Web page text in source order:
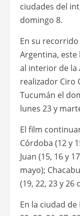
ciudades del
domingo 8.
En su
Argentina,
al interior de la
realizador Ciro
Tucumán el
lunes 23 y
El film
Córdoba (12 y
Juan (15, 16 y
mayo);
(19, 22, 23 y 26
En la ciudad de